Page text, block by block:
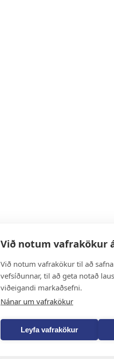
Við notum vafrakökur
Við notum vafrakökur til að
vefsíðunnar, til að geta notað
viðeigandi markaðsefni.
Nánar um vafrakökur
Leyfa vafrakökur